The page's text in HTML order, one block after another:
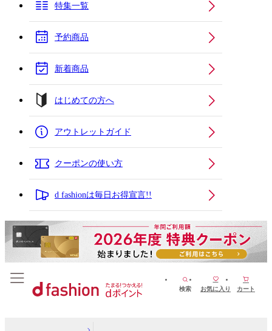
特集一覧
予約商品
新着商品
はじめての方へ
アウトレットガイド
クーポンの使い方
d fashionは毎日お得宣言!!
検索 お気に入り カート